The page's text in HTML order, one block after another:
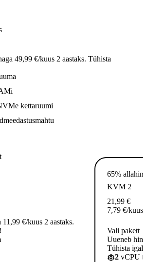
49,99 €/kuus 2 aastaks. Tühista
kettaruumi
€/kuus 2 aastaks.
65%
KVM 2
21,99 €
7,79 €/kuus
Vali pakett
Uueneb
Tühista igal
2 vCPU